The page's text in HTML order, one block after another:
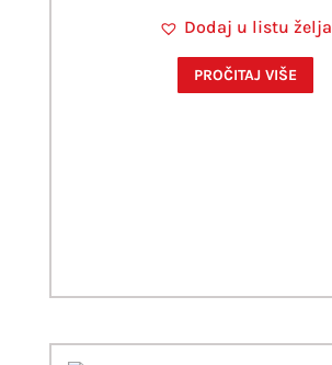
Dodaj u listu želja
PROČITAJ VIŠE